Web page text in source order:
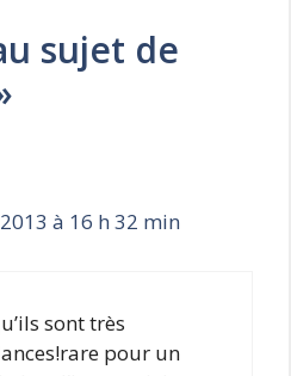
sujet de
à 16 h 32 min
sont très
pour un